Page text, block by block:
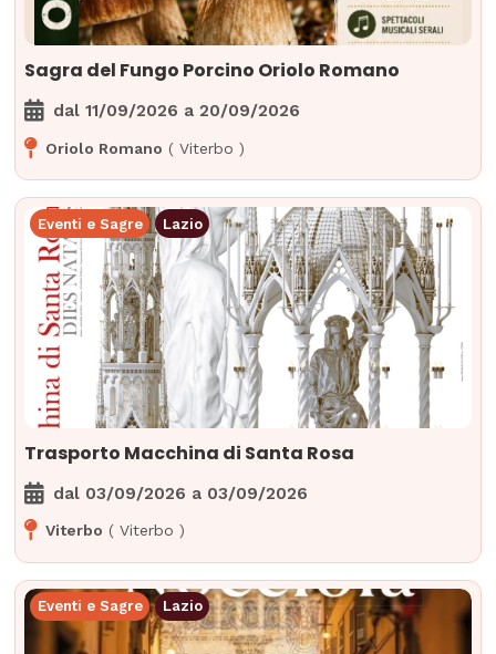
Sagra del Fungo Porcino Oriolo Romano
dal11/09/2026 a 20/09/2026
Oriolo Romano (Viterbo )
Eventi e Sagre Lazio
Trasporto Macchina di Santa Rosa
dal 03/09/2026 a 03/09/2026
Viterbo (Viterbo )
Eventi e Sagre Lazio